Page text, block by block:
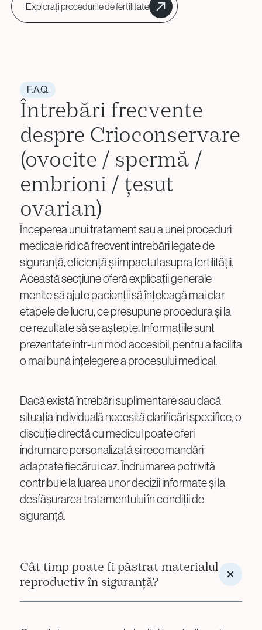
Explorați procedurile de fertilitate
F.A.Q.
Întrebări frecvente
despre Crioconservare
(ovocite / spermă /
embrioni / țesut
ovarian)
Începerea unui tratament sau a unei proceduri
medicale ridică frecvent întrebări legate de
siguranță, eficiență și impactul asupra fertilității.
Această secțiune oferă explicații generale
menite să ajute pacienții să înțeleagă mai clar
etapele de lucru, ce presupune procedura și la
ce rezultate să se aștepte. Informațiile sunt
prezentate într-un mod accesibil, pentru a facilita
o mai bună înțelegere a procesului medical.
Dacă există întrebări suplimentare sau dacă
situația individuală necesită clarificări specifice, o
discuție directă cu medicul poate oferi
îndrumare personalizată și recomandări
adaptate fiecărui caz. Îndrumarea potrivită
contribuie la luarea unor decizii informate și la
desfășurarea tratamentului în condiții de
siguranță.
Cât timp poate fi păstrat materialul
reproductiv în siguranță?